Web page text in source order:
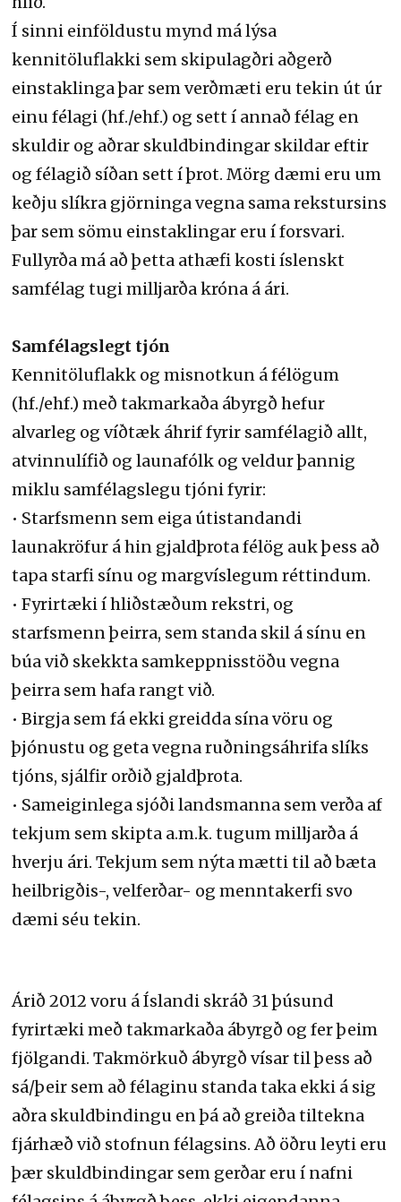
Í sinni einföldustu mynd má lýsa
kennitöluflakki sem skipulagðri aðgerð
einstaklinga þar sem verðmæti eru tekin út úr
einu félagi (hf./ehf.) og sett í annað félag en
skuldir og aðrar skuldbindingar skildar eftir
og félagið síðan sett í þrot. Mörg dæmi eru um
keðju slíkra gjörninga vegna sama rekstursins
þar sem sömu einstaklingar eru í forsvari.
Fullyrða má að þetta athæfi kosti íslenskt
samfélag tugi milljarða króna á ári.
Samfélagslegt tjón
Kennitöluflakk og misnotkun á félögum
(hf./ehf.) með takmarkaða ábyrgð hefur
alvarleg og víðtæk áhrif fyrir samfélagið allt,
atvinnulífið og launafólk og veldur þannig
miklu samfélagslegu tjóni fyrir:
• Starfsmenn sem eiga útistandandi
launakröfur á hin gjaldþrota félög auk þess að
tapa starfi sínu og margvíslegum réttindum.
• Fyrirtæki í hliðstæðum rekstri, og
starfsmenn þeirra, sem standa skil á sínu en
búa við skekkta samkeppnisstöðu vegna
þeirra sem hafa rangt við.
• Birgja sem fá ekki greidda sína vöru og
þjónustu og geta vegna ruðningsáhrifa slíks
tjóns, sjálfir orðið gjaldþrota.
• Sameiginlega sjóði landsmanna sem verða af
tekjum sem skipta a.m.k. tugum milljarða á
hverju ári. Tekjum sem nýta mætti til að bæta
heilbrigðis-, velferðar- og menntakerfi svo
dæmi séu tekin.
Árið 2012 voru á Íslandi skráð 31 þúsund
fyrirtæki með takmarkaða ábyrgð og fer þeim
fjölgandi. Takmörkuð ábyrgð vísar til þess að
sá/þeir sem að félaginu standa taka ekki á sig
aðra skuldbindingu en þá að greiða tiltekna
fjárhæð við stofnun félagsins. Að öðru leyti eru
þær skuldbindingar sem gerðar eru í nafni